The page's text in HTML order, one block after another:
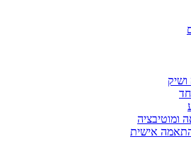
ושיק
ומוטיבציה
אישית